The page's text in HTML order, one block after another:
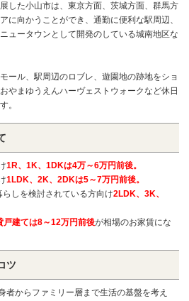
した小山市は、東京方面、茨城方面、群馬方
に向かうことができ、通勤に便利な駅周辺、
ュータウンとして開発のしている城南地区な
ール、駅周辺のロブレ、遊園地の跡地をショ
やまゆうえんハーヴェストウォークなど休日
。
1R、1K、1DKは4万～6万円前後。
1LDK、2K、2DKは5～7万円前後。
しを検討されている方向け2LDK、3K、
戸建ては8～12万円前後が相場のお家賃にな
ツ
者からファミリー層まで生活の基盤を考え